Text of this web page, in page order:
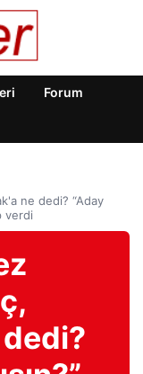
Forum
ne dedi? “Aday
verdi